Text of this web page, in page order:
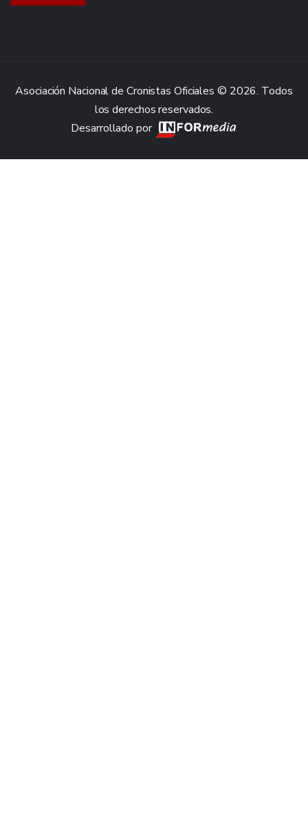
Asociación Nacional de Cronistas Oficiales © 2026. Todos
los derechos reservados.
Desarrollado por